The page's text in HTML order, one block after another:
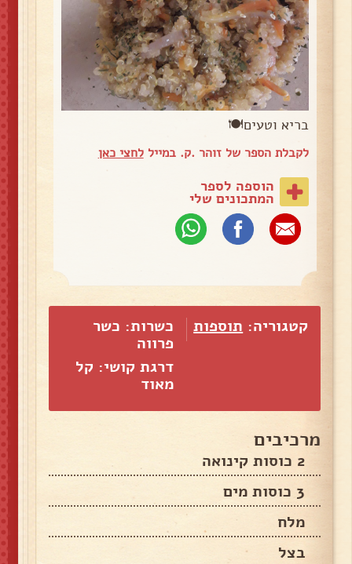
בריא וטעים🍽
לקבלת הספר של זוהר .ק. במייללחצי כאן
הוספה לספר
המתכונים שלי
קטגוריה: תוספות
כשרות: כשר
פרווה
דרגת קושי: קל
מאוד
מרכיבים
2 כוסות קינואה
3 כוסות מים
מלח
בצל